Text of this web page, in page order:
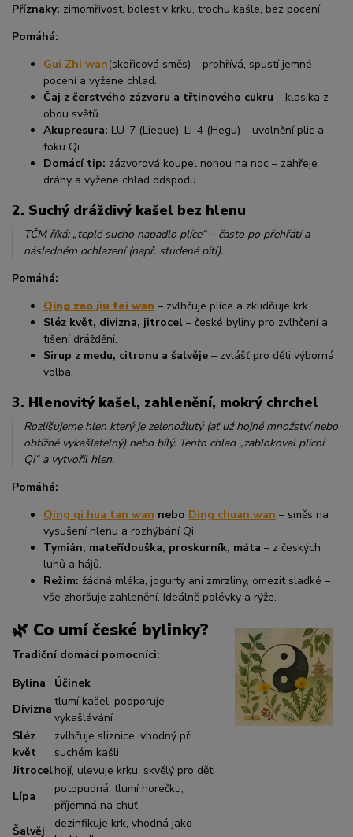
Příznaky: zimomřivost, bolest v krku, trochu kašle, bez pocení
Pomáhá:
Gui Zhi wan(skořicová směs) – prohřívá, spustí jemné
pocení a vyžene chlad.
Čaj z čerstvého zázvoru a třtinového cukru – klasika z
obou světů.
Akupresura: LU-7 (Lieque), LI-4 (Hegu) – uvolnění plic a
toku Qi.
Domácí tip: zázvorová koupel nohou na noc – zahřeje
dráhy a vyžene chlad odspodu.
2. Suchý dráždivý kašel bez hlenu
TČM říká: „teplé sucho napadlo plíce“ – často po přehřátí a
následném ochlazení (např. studené pití).
Pomáhá:
Qing zao jiu fei wan – zvlhčuje plíce a zklidňuje krk.
Sléz květ, divizna, jitrocel – české byliny pro zvlhčení a
tišení dráždění.
Sirup z medu, citronu a šalvěje – zvlášť pro děti výborná
volba.
3. Hlenovitý kašel, zahlenění, mokrý chrchel
Rozlišujeme hlen který je zelenožlutý (ať už hojné množství nebo
obtížně vykašlatelný) nebo bílý. Tento chlad „zablokoval plicní
Qi“ a vytvořil hlen.
Pomáhá:
Qing qi hua tan wan nebo Ding chuan wan – směs na
vysušení hlenu a rozhýbání Qi.
Tymián, mateřídouška, proskurník, máta – z českých
luhů a hájů.
Režim: žádná mléka, jogurty ani zmrzliny, omezit sladké –
vše zhoršuje zahlenění. Ideálně polévky a rýže.
🌿 Co umí české bylinky?
Tradiční domácí pomocníci:
Bylina
Účinek
Divizna
tlumí kašel, podporuje
vykašlávání
Sléz
květ
zvlhčuje sliznice, vhodný při
suchém kašli
Jitrocelhojí, ulevuje krku, skvělý pro děti
Lípa
potopudná, tlumí horečku,
příjemná na chuť
Šalvěj
dezinfikuje krk, vhodná jako